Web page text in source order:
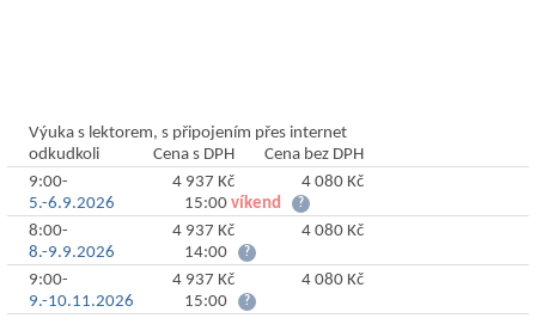
Výuka s lektorem, s připojením přes internet
odkudkoli
Cena bez DPH
Cena s DPH
4 080 Kč
4 937 Kč
5.-6.9.2026
9:00-
15:00 víkend ?
4 080 Kč
4 937 Kč
8.-9.9.2026
8:00-
14:00
?
4 080 Kč
4 937 Kč
9.-10.11.2026
9:00-
15:00
?